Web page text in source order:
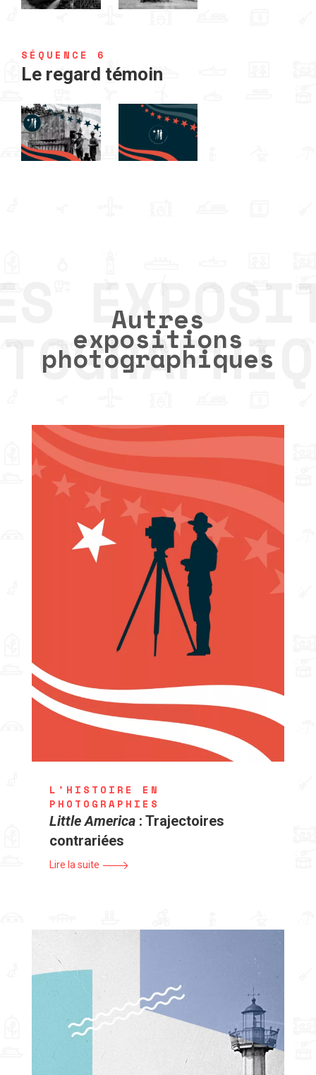
SÉQUENCE 6
Le regard témoin
Autres
expositions
photographiques
L'HISTOIRE EN
PHOTOGRAPHIES
Little America : Trajectoires
contrariées
Lire la suite